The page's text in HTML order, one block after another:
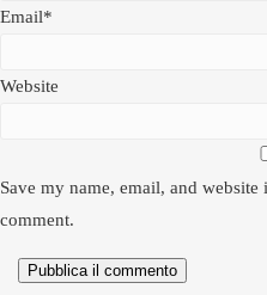
Email*
Website
Save my name, email, and
comment.
Pubblica il commento